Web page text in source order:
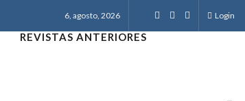
6, agosto, 2026 Login
REVISTAS ANTERIORES